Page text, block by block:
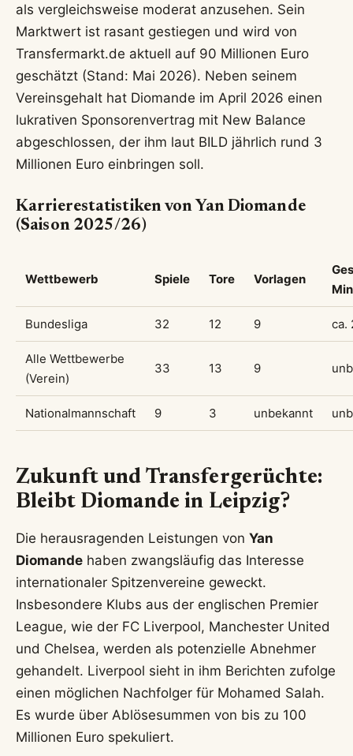
als vergleichsweise moderat anzusehen. Sein
Marktwert ist rasant gestiegen und wird von
Transfermarkt.de aktuell auf 90 Millionen Euro
geschätzt (Stand: Mai 2026). Neben seinem
Vereinsgehalt hat Diomande im April 2026 einen
lukrativen Sponsorenvertrag mit New Balance
abgeschlossen, der ihm laut BILD jährlich rund 3
Millionen Euro einbringen soll.
Karrierestatistiken von Yan Diomande
(Saison 2025/26)
Wettbewerb Spiele Tore Vorlagen
Bundesliga 32 12 9 ca.
Alle Wettbewerbe
(Verein)
33 13 9
Nationalmannschaft 9 3 unbekannt
Zukunft und Transfergerüchte:
Bleibt Diomande in Leipzig?
Die herausragenden Leistungen von Yan
Diomande haben zwangsläufig das Interesse
internationaler Spitzenvereine geweckt.
Insbesondere Klubs aus der englischen Premier
League, wie der FC Liverpool, Manchester United
und Chelsea, werden als potenzielle Abnehmer
gehandelt. Liverpool sieht in ihm Berichten zufolge
einen möglichen Nachfolger für Mohamed Salah.
Es wurde über Ablösesummen von bis zu 100
Millionen Euro spekuliert.